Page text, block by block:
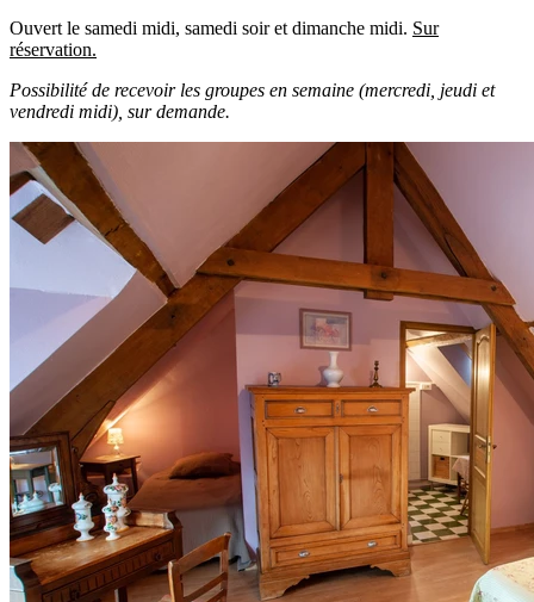
Ouvert le samedi midi, samedi soir et dimanche midi. Sur
réservation.
Possibilité de recevoir les groupes en semaine (mercredi, jeudi et
vendredi midi), sur demande.